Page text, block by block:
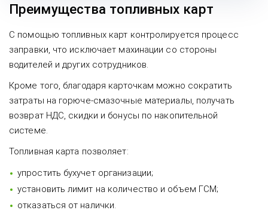
Преимущества топливных карт
С помощью топливных карт контролируется процесс
заправки, что исключает махинации со стороны
водителей и других сотрудников.
Кроме того, благодаря карточкам можно сократить
затраты на горюче-смазочные материалы, получать
возврат НДС, скидки и бонусы по накопительной
системе.
Топливная карта позволяет:
упростить бухучет организации;
установить лимит на количество и объем ГСМ;
отказаться от налички.